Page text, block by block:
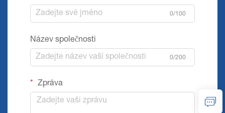
0/100
Název společnosti
0/200
Zpráva